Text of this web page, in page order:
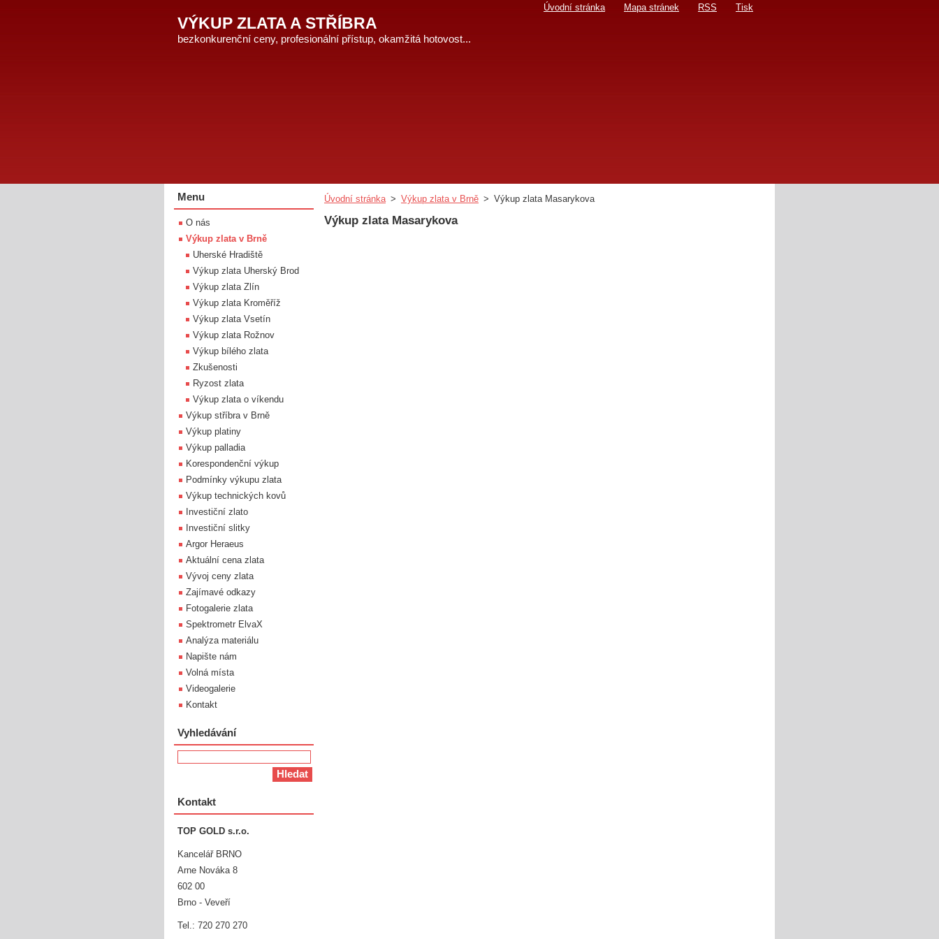
VÝKUP ZLATA A STŘÍBRA
bezkonkurenční ceny, profesionální přístup, okamžitá hotovost...
Úvodní stránka > Výkup zlata v Brně > Výkup zlata Masarykova
Výkup zlata Masarykova
Menu
O nás
Výkup zlata v Brně
Uherské Hradiště
Výkup zlata Uherský Brod
Výkup zlata Zlín
Výkup zlata Kroměříž
Výkup zlata Vsetín
Výkup zlata Rožnov
Výkup bílého zlata
Zkušenosti
Ryzost zlata
Výkup zlata o víkendu
Výkup stříbra v Brně
Výkup platiny
Výkup palladia
Korespondenční výkup
Podmínky výkupu zlata
Výkup technických kovů
Investiční zlato
Investiční slitky
Argor Heraeus
Aktuální cena zlata
Vývoj ceny zlata
Zajímavé odkazy
Fotogalerie zlata
Spektrometr ElvaX
Analýza materiálu
Napište nám
Volná místa
Videogalerie
Kontakt
Vyhledávání
Kontakt
TOP GOLD s.r.o.
Kancelář BRNO
Arne Nováka 8
602 00
Brno - Veveří
Tel.: 720 270 270
Úvodní stránka Mapa stránek RSS Tisk